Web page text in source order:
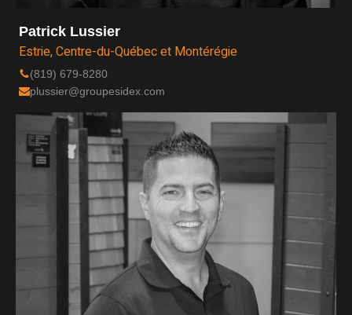
Patrick Lussier
Estrie, Centre-du-Québec et Montérégie
(819) 679-8280
plussier@groupesidex.com